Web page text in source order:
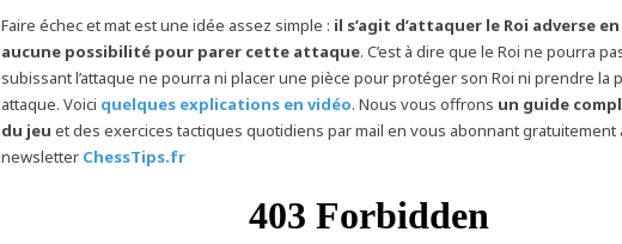
Faire échec et mat est une idée assez simple : il s’agit d’attaquer le Roi adverse
aucune possibilité pour parer cette attaque. C’est à dire que le Roi ne pourra
subissant l’attaque ne pourra ni placer une pièce pour protéger son Roi ni prendre la
attaque. Voici quelques explications en vidéo. Nous vous offrons un guide
du jeu et des exercices tactiques quotidiens par mail en vous abonnant gratuitement
newsletter ChessTips.fr